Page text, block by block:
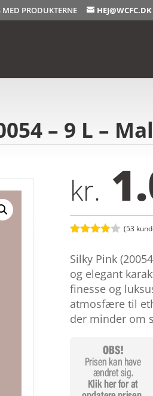
PRODUKTERNE HEJ@WCFC.DK
– 9 L –
kr.
ud af 5
baseret
på
kundebed
ømmels
er
(53
Silky Pink
og elegant
finesse og
atmosfære til
der minder om